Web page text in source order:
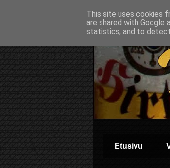
Etusivu
This site uses cookies
are shared with Google
statistics, and to detect